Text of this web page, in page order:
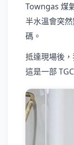
Towngas 煤
半水溫會突
碼。
抵達現場後
這是一部